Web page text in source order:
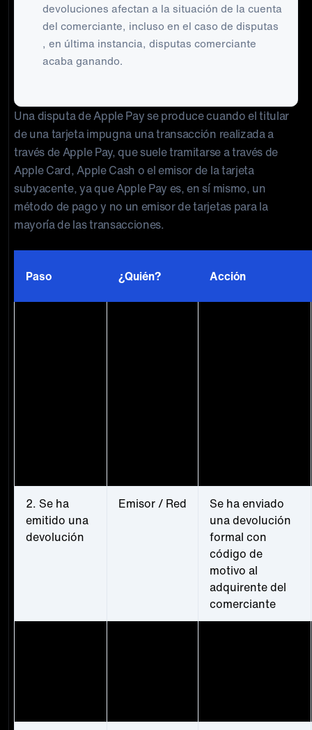
devoluciones afectan a la situación de la cuenta
del comerciante, incluso en el caso de disputas
, en última instancia, disputas comerciante
acaba ganando.
Una disputa de Apple Pay se produce cuando el titular
de una tarjeta impugna una transacción realizada a
través de Apple Pay, que suele tramitarse a través de
Apple Card, Apple Cash o el emisor de la tarjeta
subyacente, ya que Apple Pay es, en sí mismo, un
método de pago y no un emisor de tarjetas para la
mayoría de las transacciones.
Paso ¿Quién? Acción
2. Se ha
emitido una
devolución
Emisor / Red
Se ha enviado
una devolución
formal con
código de
motivo al
adquirente del
comerciante